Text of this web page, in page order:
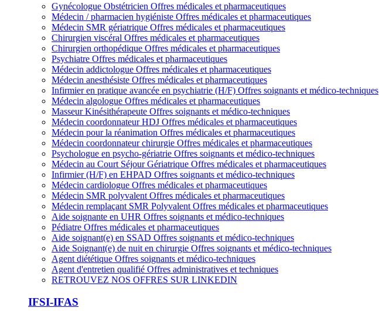
Gynécologue Obstétricien Offres médicales et pharmaceutiques
Médecin / pharmacien hygiéniste Offres médicales et pharmaceutiques
Médecin SMR gériatrique Offres médicales et pharmaceutiques
Chirurgien viscéral Offres médicales et pharmaceutiques
Chirurgien orthopédique Offres médicales et pharmaceutiques
Psychiatre Offres médicales et pharmaceutiques
Médecin addictologue Offres médicales et pharmaceutiques
Médecin anesthésiste Offres médicales et pharmaceutiques
Infirmier en pratique avancée en psychiatrie (H/F) Offres soignants et médico-techniques
Médecin algologue Offres médicales et pharmaceutiques
Masseur Kinésithérapeute Offres soignants et médico-techniques
Médecin coordonnateur HDJ Offres médicales et pharmaceutiques
Médecin pour la réanimation Offres médicales et pharmaceutiques
Médecin coordonnateur chirurgie Offres médicales et pharmaceutiques
Psychologue en psycho-gériatrie Offres soignants et médico-techniques
Médecin au Court Séjour Gériatrique Offres médicales et pharmaceutiques
Infirmier (H/F) en EHPAD Offres soignants et médico-techniques
Médecin cardiologue Offres médicales et pharmaceutiques
Médecin SMR polyvalent Offres médicales et pharmaceutiques
Médecin remplaçant SMR Polyvalent Offres médicales et pharmaceutiques
Aide soignante en UHR Offres soignants et médico-techniques
Pédiatre Offres médicales et pharmaceutiques
Aide soignant(e) en SSAD Offres soignants et médico-techniques
Aide Soignant(e) de nuit en chirurgie Offres soignants et médico-techniques
Agent diététique Offres soignants et médico-techniques
Agent d'entretien qualifié Offres administratives et techniques
RETROUVEZ NOS OFFRES SUR LINKEDIN
IFSI-IFAS